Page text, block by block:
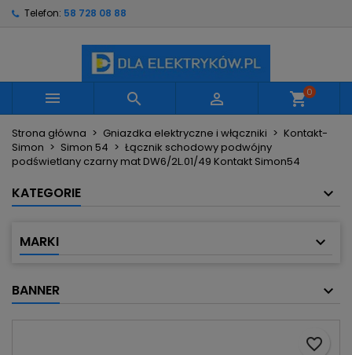
Telefon: 58 728 08 88
   shopping_cart0
Strona główna Gniazdka elektryczne i włączniki
Kontakt-
Simon
Simon 54
Łącznik schodowy podwójny
podświetlany czarny mat DW6/2L.01/49 Kontakt Simon54
KATEGORIE
MARKI
BANNER
favorite_border
Utwórz nową listę
Nazwa listy życzeń
Anuluj Utwórz listę życzeń
Musisz być zalogowany by zapisać produkty na
swojej liście życzeń.
Anuluj Zaloguj się